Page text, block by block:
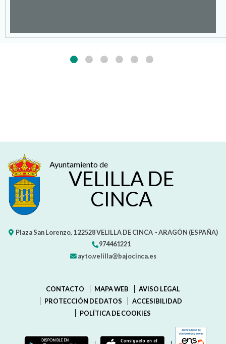
Ayuntamiento de
VELILLA DE
CINCA
Plaza San Lorenzo, 122528VELILLA DE CINCA - ARAGÓN (ESPAÑA)
974461221
ayto.velilla@bajocinca.es
CONTACTO MAPA WEB
AVISO LEGAL
PROTECCIÓN DE DATOS
ACCESIBILIDAD
POLÍTICA DE COOKIES